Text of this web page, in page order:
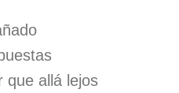
que allá lejos